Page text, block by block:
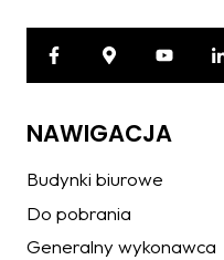
NAWIGACJA
Budynki biurowe
Do pobrania
Generalny wykonawca